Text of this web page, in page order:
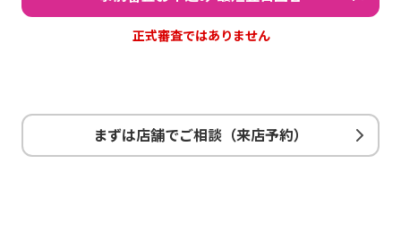
正式審査ではありません
まずは店舗でご相談（来店予約）